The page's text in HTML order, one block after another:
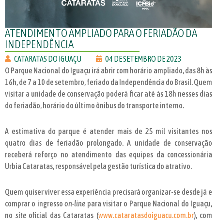
ATENDIMENTO AMPLIADO PARA O FERIADÃO DA
INDEPENDÊNCIA
CATARATAS DO IGUAÇU
04 DE SETEMBRO DE 2023
O Parque Nacional do Iguaçu irá abrir com horário ampliado, das 8h às
16h, de 7 a 10 de setembro, feriado da Independência do Brasil. Quem
visitar a unidade de conservação poderá ficar até às 18h nesses dias
do feriadão, horário do último ônibus do transporte interno.
A estimativa do parque é atender mais de 25 mil visitantes nos
quatro dias de feriadão prolongado. A unidade de conservação
receberá reforço no atendimento das equipes da concessionária
Urbia Cataratas, responsável pela gestão turística do atrativo.
Quem quiser viver essa experiência precisará organizar-se desde já e
comprar o ingressoon-line para visitar o Parque Nacional do Iguaçu,
no siteoficial das Cataratas (www.cataratasdoiguacu.com.br), com